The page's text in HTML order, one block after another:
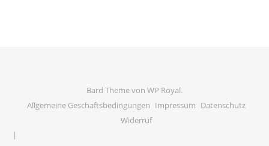
Bard Theme von WP Royal.
Allgemeine Geschäftsbedingungen Impressum Datenschutz
Widerruf